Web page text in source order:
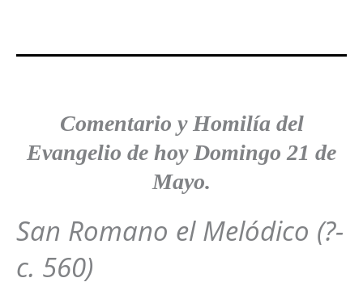
Comentario y Homilía del
Evangelio de hoy Domingo 21 de
Mayo.
San Romano el Melódico (?-
c. 560)